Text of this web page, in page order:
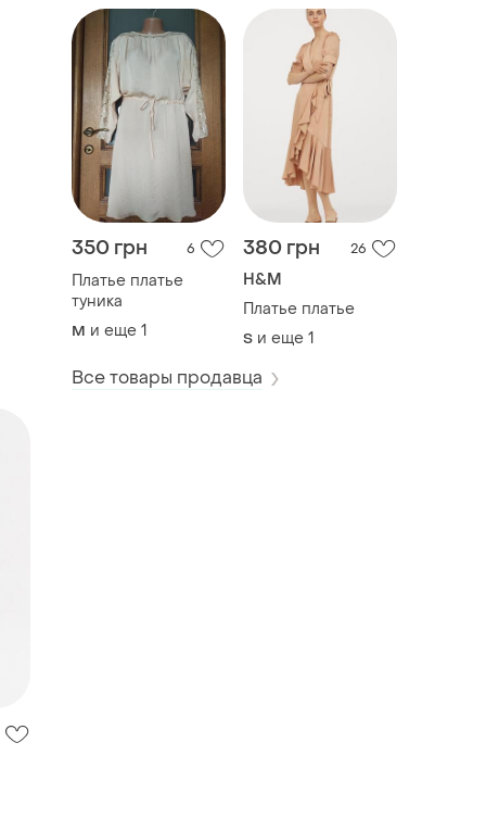
350 грн 6
Платье платье
туника
M и еще 1
380 грн 26
H&M
Платье платье
S и еще 1
Все товары продавца